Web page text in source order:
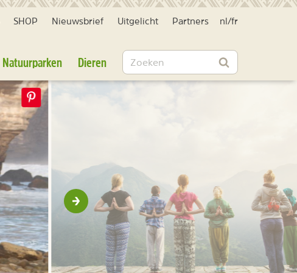
SHOP Nieuwsbrief Uitgelicht Partners nl /fr
Natuurparken Dieren Zoeken
Zoeken
Volgende